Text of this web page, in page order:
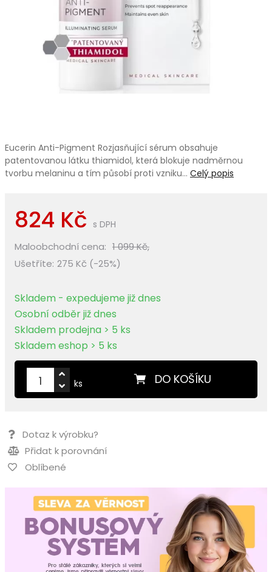
Eucerin Anti-Pigment Rozjasňující sérum obsahuje
patentovanou látku thiamidol, která blokuje nadměrnou
tvorbu melaninu a tím působí proti vzniku… Celý popis
824 Kč s DPH
Maloobchodní cena: 1 099 Kč,
Ušetříte: 275 Kč (-25%)
Skladem - expedujeme již dnes
Osobní odběr již dnes
Skladem prodejna > 5 ks
Skladem eshop > 5 ks
DO KOŠÍKU
ks
Dotaz k výrobku?
Přidat k porovnání
Oblíbené